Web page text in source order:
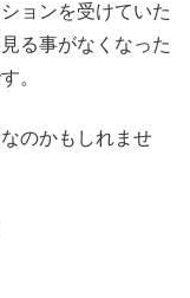
ョンを受けていた
る事がなくなった
。
のかもしれませ